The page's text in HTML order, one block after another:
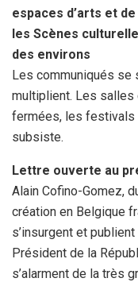
k
espaces d’arts et
les Scènes
des environs
Les communiqués se
multiplient. Les salles
fermées, les festivals
subsiste.
Lettre ouverte au
Alain Cofino-Gomez,
création en Belgique
s’insurgent et
Président de la
s’alarment de la très